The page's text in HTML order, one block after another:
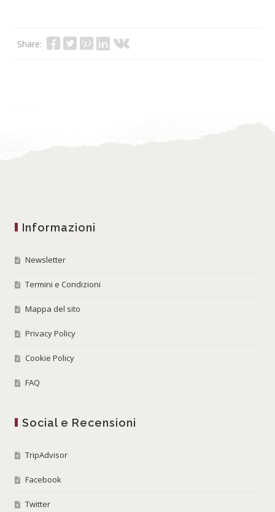
Share:
Informazioni
Newsletter
Termini e Condizioni
Mappa del sito
Privacy Policy
Cookie Policy
FAQ
Social e Recensioni
TripAdvisor
Facebook
Twitter